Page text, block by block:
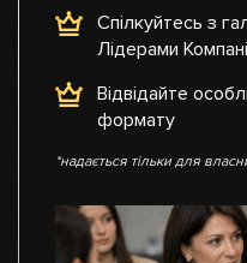
Спілкуйтесь з
Лідерами
Відвідайте
формату
*надається тільки для